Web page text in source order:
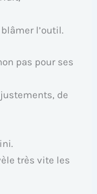
l’outil.
pas pour ses
de
très vite les